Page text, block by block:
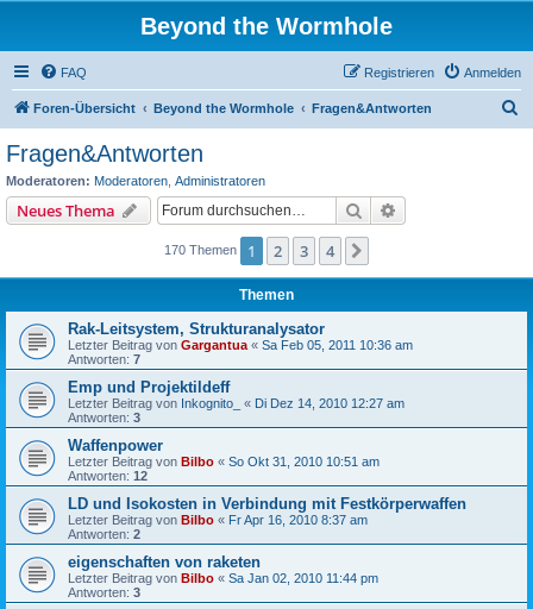
Beyond the Wormhole
FAQ Anmelden
Registrieren
Foren-Übersicht Beyond the Wormhole Fragen&Antworten
Fragen&Antworten
Moderatoren: Moderatoren Administratoren
Neues Thema Suche
170 Themen 1 2 3 4
Themen
Rak-Leitsystem, Strukturanalysator
Letzter Beitrag von Gargantua « Sa Feb 05, 2011 10:36 am
Antworten: 7
Emp und Projektildeff
Letzter Beitrag von Inkognito_ « Di Dez 14, 2010 12:27 am
Antworten: 3
Waffenpower
Letzter Beitrag von Bilbo « So Okt 31, 2010 10:51 am
Antworten: 12
LD und Isokosten in Verbindung mit Festkörperwaffen
Letzter Beitrag von Bilbo « Fr Apr 16, 2010 8:37 am
Antworten: 2
eigenschaften von raketen
Letzter Beitrag von Bilbo « Sa Jan 02, 2010 11:44 pm
Antworten: 3